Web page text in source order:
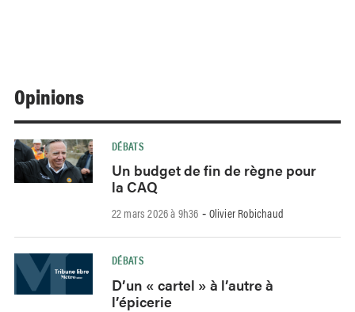
Opinions
DÉBATS
Un budget de fin de règne pour
la CAQ
22 mars 2026 à 9h36 - Olivier Robichaud
DÉBATS
D’un « cartel » à l’autre à
l’épicerie